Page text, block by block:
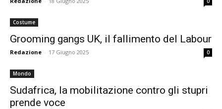
Costume
Grooming gangs UK, il fallimento del Labour
Redazione - 17 Giugno 2025 0
Mondo
Sudafrica, la mobilitazione contro gli stupri
prende voce